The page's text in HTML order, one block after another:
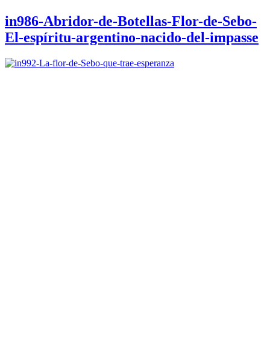
in986-Abridor-de-Botellas-Flor-de-Sebo-
El-espíritu-argentino-nacido-del-impasse